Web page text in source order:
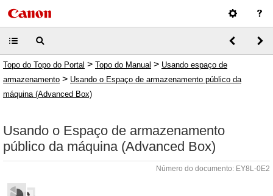
Topo do Topo do Portal > Topo do Manual > Usando espaço de
armazenamento > Usando o Espaço de armazenamento público da
máquina (Advanced Box)
Usando o Espaço de armazenamento
público da máquina (Advanced Box)
Número do documento: EY8L-0E2